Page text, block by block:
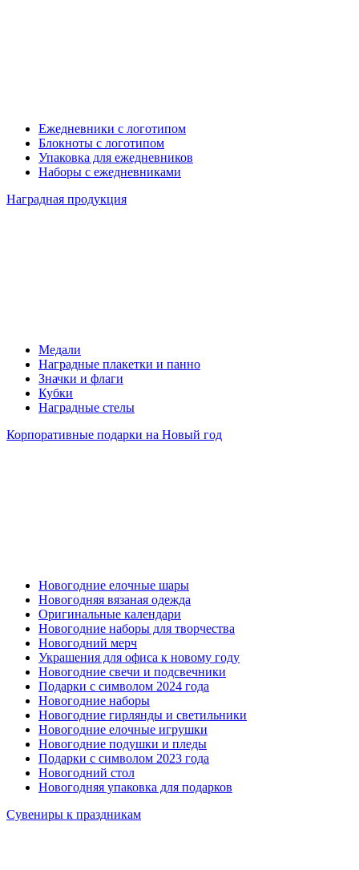
Ежедневники с логотипом
Блокноты с логотипом
Упаковка для ежедневников
Наборы с ежедневниками
Наградная продукция
Медали
Наградные плакетки и панно
Значки и флаги
Кубки
Наградные стелы
Корпоративные подарки на Новый год
Новогодние елочные шары
Новогодняя вязаная одежда
Оригинальные календари
Новогодние наборы для творчества
Новогодний мерч
Украшения для офиса к новому году
Новогодние свечи и подсвечники
Подарки с символом 2024 года
Новогодние наборы
Новогодние гирлянды и светильники
Новогодние елочные игрушки
Новогодние подушки и пледы
Подарки с символом 2023 года
Новогодний стол
Новогодняя упаковка для подарков
Сувениры к праздникам